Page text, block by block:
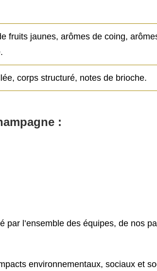
fruits jaunes, arômes de coing,
corps structuré, notes de brioche.
:
par l’ensemble des équipes, de nos
environnementaux, sociaux et